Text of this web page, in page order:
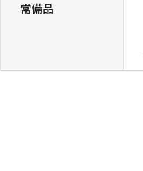
常備品